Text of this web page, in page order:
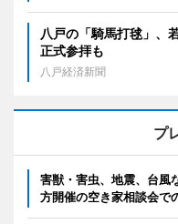
八戸の「騎馬打毬」
正式参拝も
八戸経済新聞
プ
害獣・害虫、地震、台風
方開催の空き家相談会で